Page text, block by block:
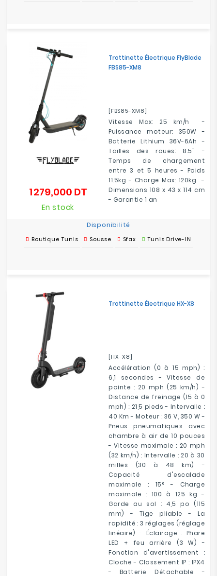
Trottinette Électrique FlyBlade
FBS85-XM8
[FBS85-XM8]
Vitesse Max: 25 km/h -
Puissance moteur: 350W -
Batterie Lithium 36V-6Ah -
Tailles des roues: 8.5" -
Temps de chargement
entre 3 et 5 heures - Poids
11.5kg - Charge Max: 120kg -
Dimensions 108 x 43 x 114 cm
- Garantie 1 an
1 279,000 DTPrix
En stock
Disponibilité
Boutique Tunis Sousse Sfax Tunis Drive-IN
Trottinette Électrique HX-X8
[HX-X8]
Accélération (0 à 15 mph) :
6,1 secondes - Vitesse de
pointe : 20 mph (25 km/h) -
Distance de freinage (15 à 0
mph) : 21,5 pieds - Intervalle :
40 Km - Moteur : 36 V, 350 W -
Pneus pneumatiques avec
chambre à air de 10 pouces
- Vitesse maximale : 20 mph
(32 km/h) : Intervalle : 20 à 30
milles (30 à 48 km) -
Capacité d'escalade
maximale : 15° - Charge
maximale : 100 à 125 kg -
Garde au sol : 4,5 po (115
mm) - Tige pliable - La
rapidité : 3 réglages (réglage
linéaire) - Éclairage : Phare
LED + feu arrière (3 W) -
Fonction d'avertissement :
Cloche - Classement IP : IPX4
- Batterie Détachable -